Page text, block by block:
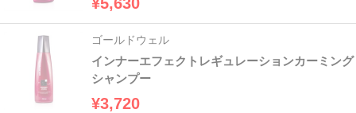
ゴールドウェル
インナーエフェクトレギュレーションカーミング
シャンプー
¥3,720